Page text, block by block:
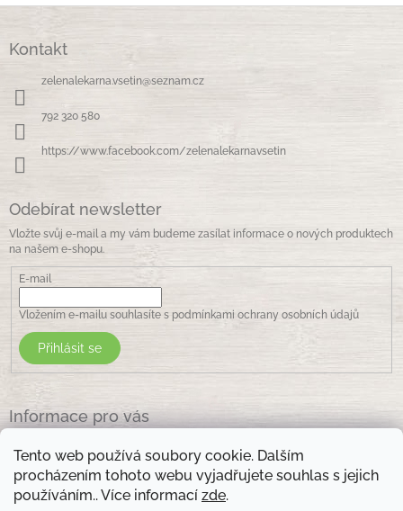
Tento web používá soubory cookie. Dalším
procházením tohoto webu vyjadřujete souhlas s jejich
používáním.. Více informací zde.
Kontakt
zelenalekarna.vsetin@seznam.cz
792 320 580
https://www.facebook.com/zelenalekarnavsetin
Odebírat newsletter
Vložte svůj e-mail a my vám budeme zasílat informace o nových produktech
na našem e-shopu.
E-mail
Vložením e-mailu souhlasíte s podmínkami ochrany osobních údajů
Přihlásit se
Informace pro vás
Obchodní podmínky
Podmínky ochrany osobních údajů
Kontakty